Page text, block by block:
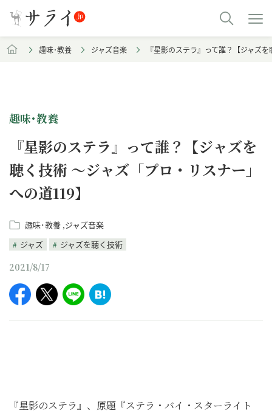
趣味･教養 ジャズ音楽 『星影のステラ』って誰？【ジャズ
趣味･教養
『星影のステラ』って誰？【ジャズを
聴く技術 〜ジャズ「プロ・リスナー」
への道119】
趣味･教養 ジャズ音楽
ジャズ
ジャズを聴く技術
2021/8/17
『星影のステラ』、原題『ステラ・バイ・スターライト